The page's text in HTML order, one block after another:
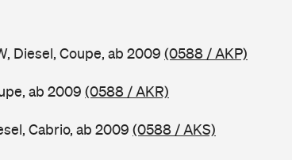
Diesel, Coupe, ab 2009 (0588 / AKP)
ab 2009 (0588 / AKR)
Cabrio, ab 2009 (0588 / AKS)